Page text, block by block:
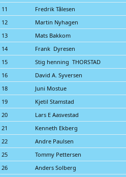
11
Fredrik Tålesen
12
Martin Nyhagen
13
Mats Bakkom
14
Frank Dyresen
15
Stig henning THORSTAD
16
David A. Syversen
18
Juni Mostue
19
Kjetil Stamstad
20
Lars E Aasvestad
21
Kenneth Ekberg
22
Andre Paulsen
25
Tommy Pettersen
26
Anders Solberg